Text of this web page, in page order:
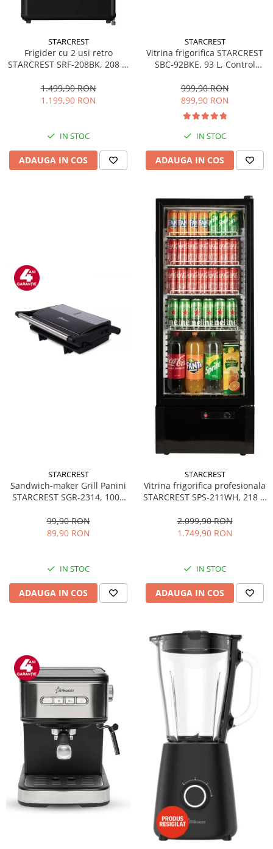
STARCREST
Frigider cu 2 usi retro
STARCREST SRF-208BK, 208 L,
Iluminare LED, Termostat
Reglabil, H 147 cm, Negru
1.499,90 RON
1.199,90 RON
IN STOC
ADAUGA IN COS
STARCREST
Vitrina frigorifica STARCREST
SBC-92BKE, 93 L, Control
83.2 cm, Negru
999,90 RON
899,90 RON
IN STOC
ADAUGA IN COS
STARCREST
Sandwich-maker Grill Panini
STARCREST SGR-2314, 1000
Deschidere 180°, Suprafata
de gatire 23 x 14 cm, Negru
99,90 RON
89,90 RON
IN STOC
ADAUGA IN COS
STARCREST
Vitrina frigorifica profesionala
STARCREST SPS-211WH, 218 L,
LED, H 141 cm, Negru
2.099,90 RON
1.749,90 RON
IN STOC
ADAUGA IN COS